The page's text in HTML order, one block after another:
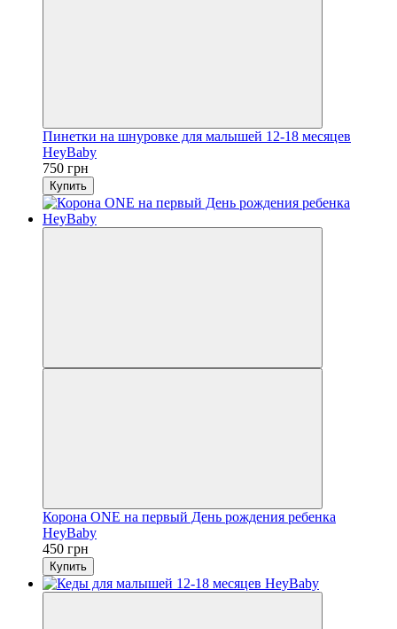
Пинетки на шнуровке для малышей 12-18 месяцев
HeyBaby
750 грн
Купить
Корона ONE на первый День рождения ребенка
HeyBaby
450 грн
Купить